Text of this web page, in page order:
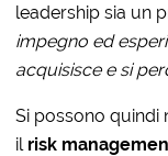
leadership sia un
impegno ed
acquisisce e si
Si possono quindi
il risk